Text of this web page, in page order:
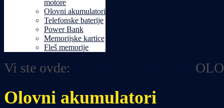
motore
Olovni akumulatori
Telefonske baterije
Power Bank
Memorijske kartice
Fleš memorije
Vi ste ovde:
Olovni akumulatori